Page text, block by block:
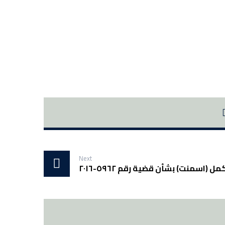
Next
(اسمنت) بشأن قضية رقم ٥٩٦٢-٢٠١٦